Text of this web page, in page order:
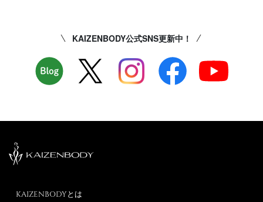
KAIZENBODY公式SNS更新中！
KAIZENBODYとは